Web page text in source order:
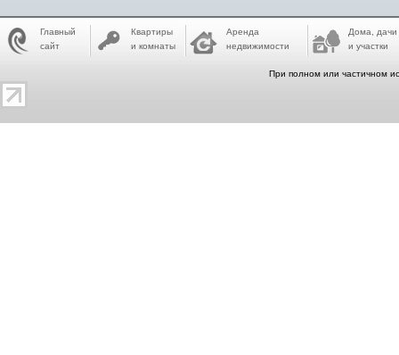
Главный
сайт
Квартиры
и комнаты
Аренда
недвижимости
Дома, дачи
и участки
При полном или частичном